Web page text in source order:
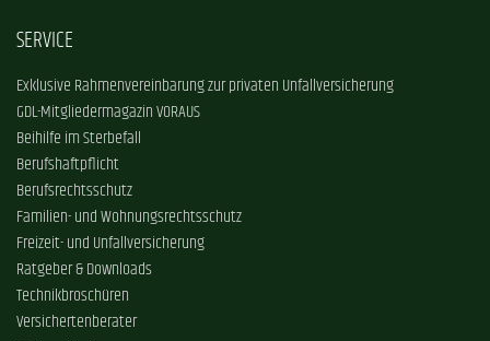
SERVICE
Exklusive Rahmenvereinbarung zur privaten Unfallversicherung
GDL-Mitgliedermagazin VORAUS
Beihilfe im Sterbefall
Berufshaftpflicht
Berufsrechtsschutz
Familien- und Wohnungsrechtsschutz
Freizeit- und Unfallversicherung
Ratgeber & Downloads
Technikbroschüren
Versichertenberater